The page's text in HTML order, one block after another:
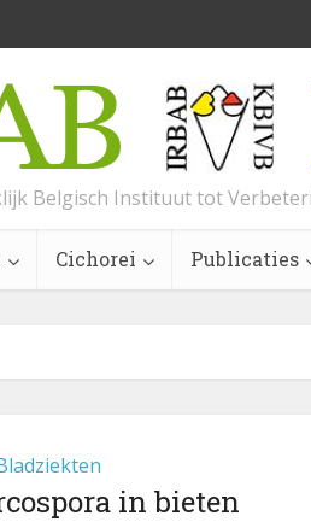
Belgisch Instituut tot
Cichorei Publicaties
in bieten